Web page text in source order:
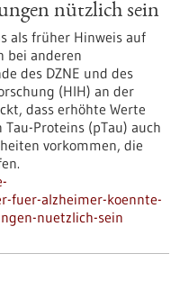
nützlich sein
als früher Hinweis auf
bei anderen
des DZNE und des
(HIH) an der
dass erhöhte Werte
Proteins (pTau) auch
vorkommen, die
alzheimer-koennte-
nuetzlich-sein